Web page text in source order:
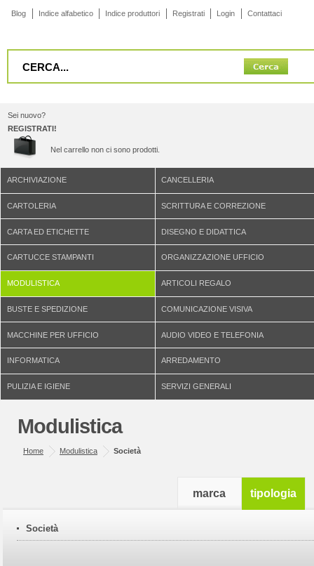
Blog Indice alfabetico Indice produttori Registrati Login Contattaci
Sei nuovo?
REGISTRATI!
Nel carrello non ci sono prodotti.
ARCHIVIAZIONE CANCELLERIA
CARTOLERIA SCRITTURA E CORREZIONE
CARTA ED ETICHETTE DISEGNO E DIDATTICA
CARTUCCE STAMPANTI ORGANIZZAZIONE UFFICIO
MODULISTICA ARTICOLI REGALO
BUSTE E SPEDIZIONE COMUNICAZIONE VISIVA
MACCHINE PER UFFICIO AUDIO VIDEO E TELEFONIA
INFORMATICA ARREDAMENTO
PULIZIA E IGIENE SERVIZI GENERALI
Modulistica
Home Modulistica Società
tipologia
Società
marca